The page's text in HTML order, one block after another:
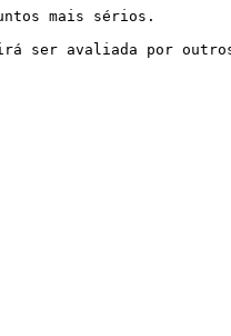
mais sérios.
ser avaliada por